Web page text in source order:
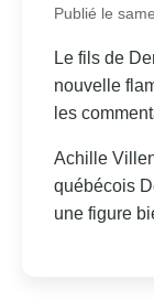
Publié le
Le fils de
nouvelle
les
Achille
québécois
une figure